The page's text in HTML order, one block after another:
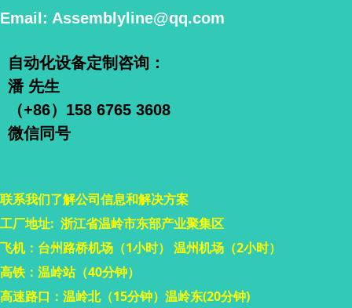
自动化设备定制咨询：
潘 先生
（+86）158 6765 3608
微信同号
联系我们了解公司信息和解决方案
工厂地址: 浙江省温岭市东部产业聚集区
飞机：台州路桥机场（1小时） 温州机场（2小时）
高铁：温岭站（40分钟）
高速路口：温岭北（15分钟）温岭东(20分钟)
Email: Assemblyline@qq.com